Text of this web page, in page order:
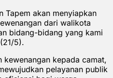
Tapem akan menyiapkan
dari walikota
bidang-bidang yang kami
5).
kewenangan kepada camat,
pelayanan publik